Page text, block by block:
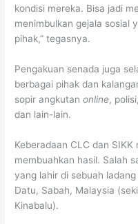
kondisi mereka. Bisa jadi
menimbulkan gejala sosial
pihak,” tegasnya.
Pengakuan senada juga
berbagai pihak dan
sopir angkutanonline,
dan lain-lain.
Keberadaan CLC dan
membuahkan hasil. Salah
yang lahir di sebuah
Datu, Sabah, Malaysia
Kinabalu).